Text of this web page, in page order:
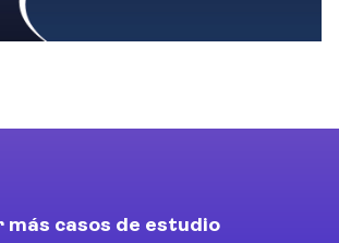
más casos de estudio